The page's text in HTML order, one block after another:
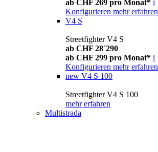
ab CHF 269 pro Monat* i
Konfigurieren mehr erfahren
V4 S
Streetfighter V4 S
ab CHF 28´290
ab CHF 299 pro Monat* i
Konfigurieren mehr erfahren
new V4 S 100
Streetfighter V4 S 100
mehr erfahren
Multistrada